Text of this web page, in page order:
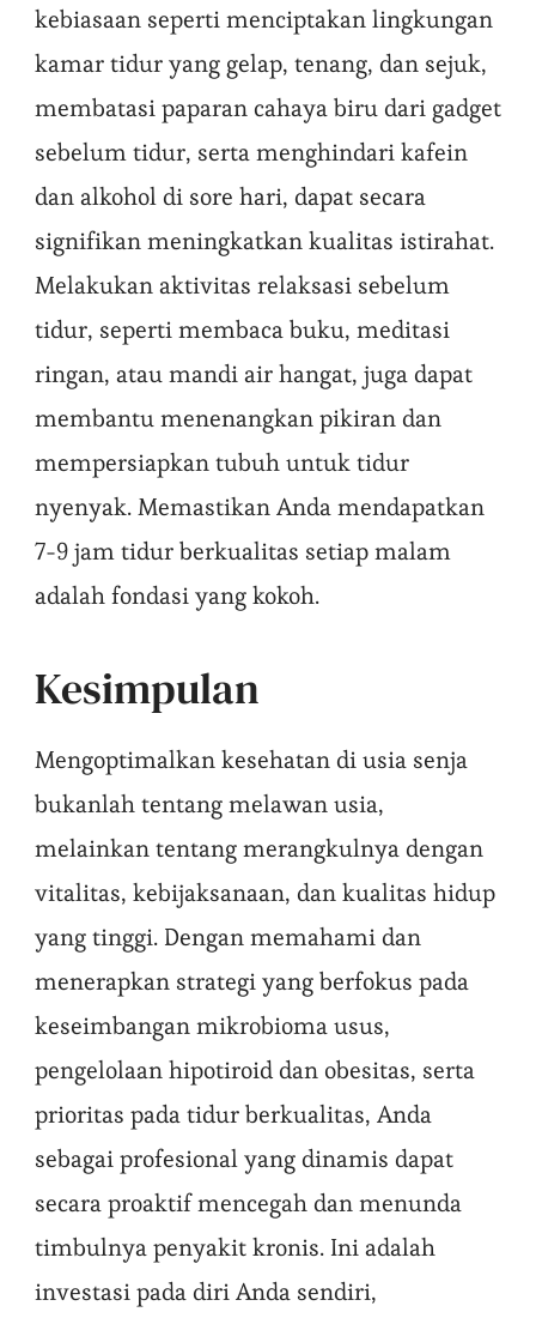
kebiasaan seperti menciptakan lingkungan
kamar tidur yang gelap, tenang, dan sejuk,
membatasi paparan cahaya biru dari gadget
sebelum tidur, serta menghindari kafein
dan alkohol di sore hari, dapat secara
signifikan meningkatkan kualitas istirahat.
Melakukan aktivitas relaksasi sebelum
tidur, seperti membaca buku, meditasi
ringan, atau mandi air hangat, juga dapat
membantu menenangkan pikiran dan
mempersiapkan tubuh untuk tidur
nyenyak. Memastikan Anda mendapatkan
7-9 jam tidur berkualitas setiap malam
adalah fondasi yang kokoh.
Kesimpulan
Mengoptimalkan kesehatan di usia senja
bukanlah tentang melawan usia,
melainkan tentang merangkulnya dengan
vitalitas, kebijaksanaan, dan kualitas hidup
yang tinggi. Dengan memahami dan
menerapkan strategi yang berfokus pada
keseimbangan mikrobioma usus,
pengelolaan hipotiroid dan obesitas, serta
prioritas pada tidur berkualitas, Anda
sebagai profesional yang dinamis dapat
secara proaktif mencegah dan menunda
timbulnya penyakit kronis. Ini adalah
investasi pada diri Anda sendiri,